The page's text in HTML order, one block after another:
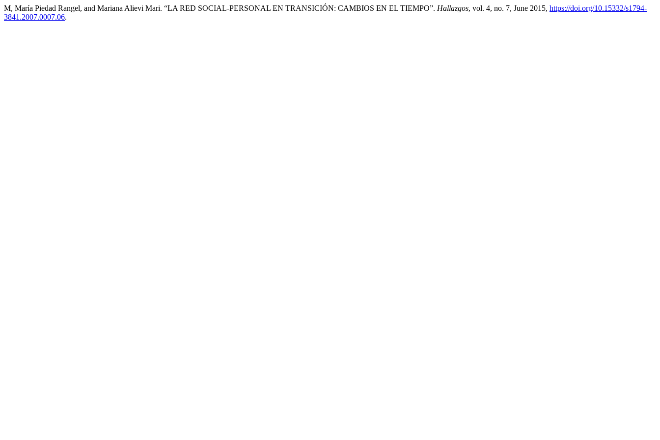
M, María Piedad Rangel, and Mariana Alievi Mari. “LA RED SOCIAL-PERSONAL EN TRANSICIÓN: CAMBIOS EN EL TIEMPO”. Hallazgos, vol. 4, no. 7, June 2015, https://doi.org/10.15332/s1794-
3841.2007.0007.06.